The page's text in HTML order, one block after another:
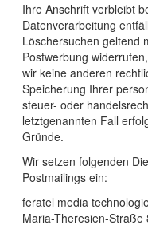
Ihre Anschrift verbleibt
Datenverarbeitung
Löschersuchen geltend
Postwerbung
wir keine anderen
Speicherung Ihrer
steuer- oder
letztgenannten Fall
Gründe.
Wir setzen folgenden
Postmailings ein:
feratel media
Maria-Theresien-Straße